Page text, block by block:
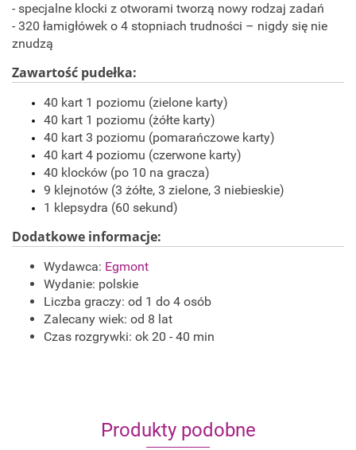
- specjalne klocki z otworami tworzą nowy rodzaj zadań
- 320 łamigłówek o 4 stopniach trudności – nigdy się nie
znudzą
Zawartość pudełka:
40 kart 1 poziomu (zielone karty)
40 kart 1 poziomu (żółte karty)
40 kart 3 poziomu (pomarańczowe karty)
40 kart 4 poziomu (czerwone karty)
40 klocków (po 10 na gracza)
9 klejnotów (3 żółte, 3 zielone, 3 niebieskie)
1 klepsydra (60 sekund)
Dodatkowe informacje:
Wydawca: Egmont
Wydanie: polskie
Liczba graczy: od 1 do 4 osób
Zalecany wiek: od 8 lat
Czas rozgrywki: ok 20 - 40 min
Produkty podobne